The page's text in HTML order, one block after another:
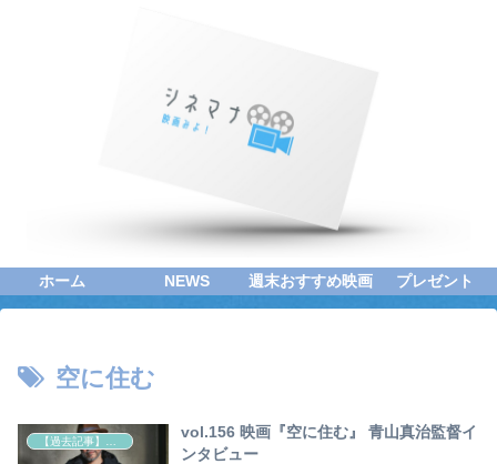
ホーム NEWS 週末おすすめ映画 プレゼント
空に住む
vol.156 映画『空に住む』 青山真治監督イ
ンタビュー